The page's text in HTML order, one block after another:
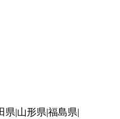
県 山形県 福島県